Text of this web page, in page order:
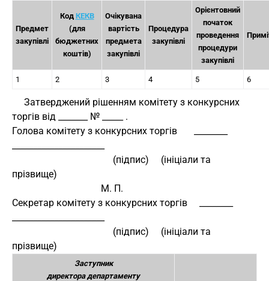
Предмет
закупівлі
Код КЕКВ
(для
бюджетних
коштів)
Очікувана
вартість
предмета
закупівлі
Процедура
закупівлі
Орієнтовний
початок
проведення
процедури
закупівлі
1 2 3 4 5 6
торгів від _______ № _____ .
Голова комітету з конкурсних торгів       ________
прізвище)
                                     М. П.
Секретар комітету з конкурсних торгів     ________
прізвище)
Заступник
директора департаменту